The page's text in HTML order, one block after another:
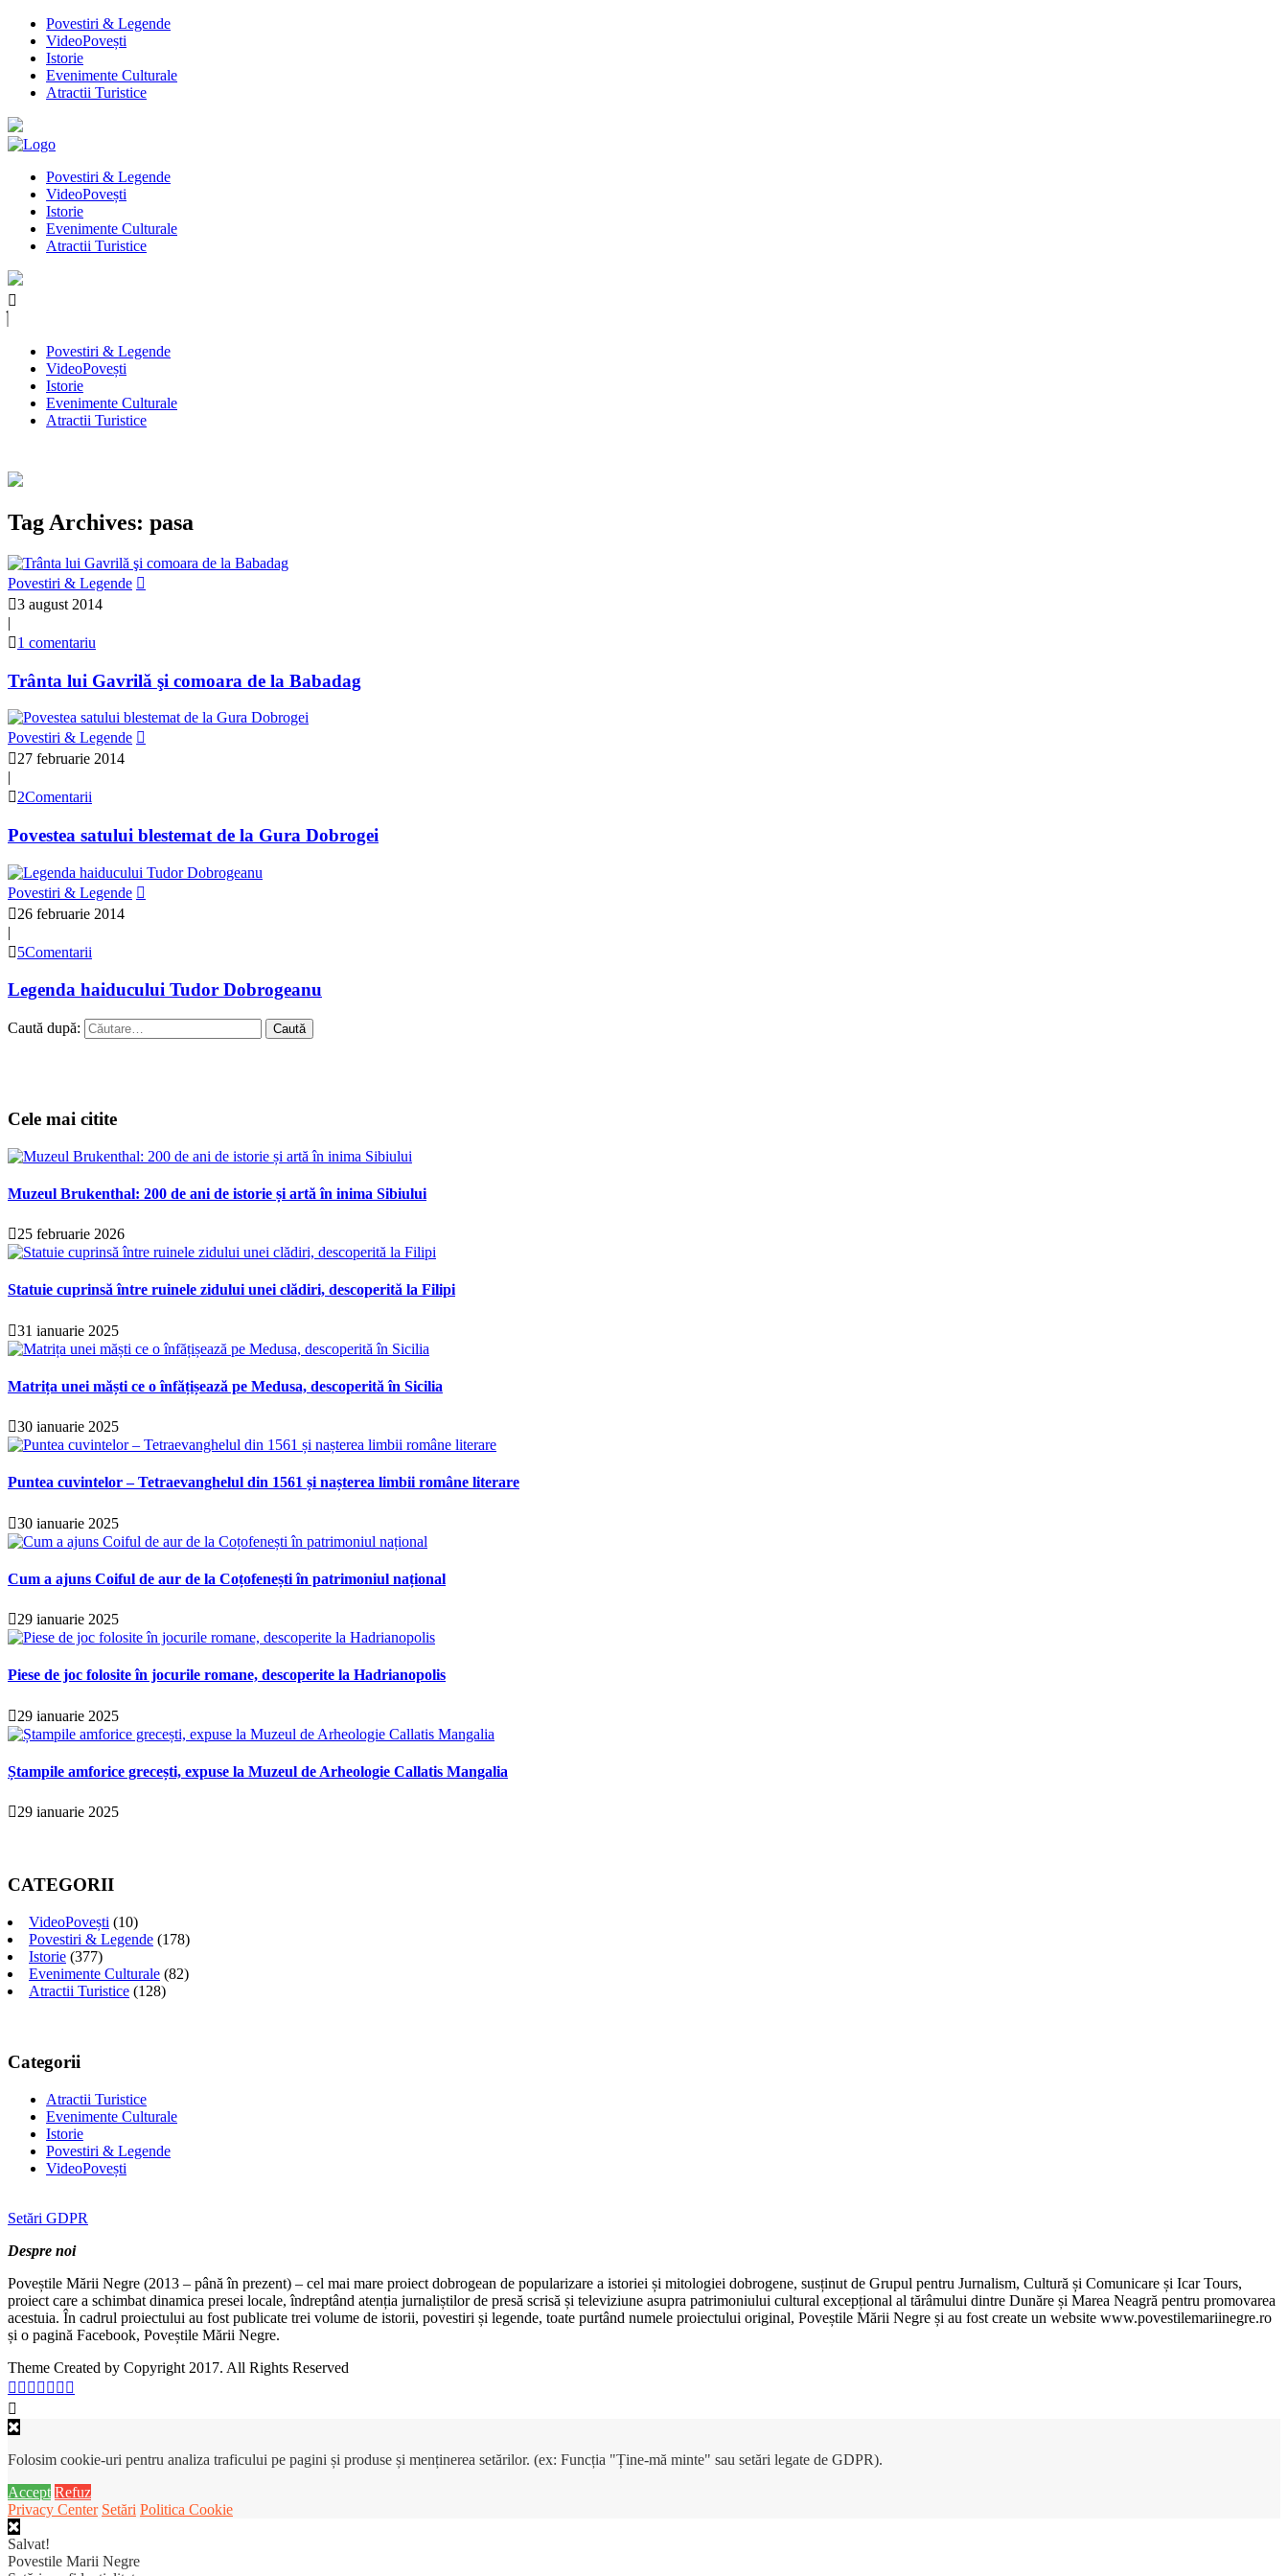
Povestiri & Legende
VideoPovești
Istorie
Evenimente Culturale
Atractii Turistice
Povestiri & Legende
VideoPovești
Istorie
Evenimente Culturale
Atractii Turistice
Povestiri & Legende
VideoPovești
Istorie
Evenimente Culturale
Atractii Turistice
Tag Archives: pasa
Povestiri & Legende
3 august 2014
|
1 comentariu
Trânta lui Gavrilă şi comoara de la Babadag
Povestiri & Legende
27 februarie 2014
|
2Comentarii
Povestea satului blestemat de la Gura Dobrogei
Povestiri & Legende
26 februarie 2014
|
5Comentarii
Legenda haiducului Tudor Dobrogeanu
Caută după:
Cele mai citite
Muzeul Brukenthal: 200 de ani de istorie și artă în inima Sibiului
25 februarie 2026
Statuie cuprinsă între ruinele zidului unei clădiri, descoperită la Filipi
31 ianuarie 2025
Matrița unei măști ce o înfățișează pe Medusa, descoperită în Sicilia
30 ianuarie 2025
Puntea cuvintelor – Tetraevanghelul din 1561 și nașterea limbii române literare
30 ianuarie 2025
Cum a ajuns Coiful de aur de la Coțofenești în patrimoniul național
29 ianuarie 2025
Piese de joc folosite în jocurile romane, descoperite la Hadrianopolis
29 ianuarie 2025
Ștampile amforice grecești, expuse la Muzeul de Arheologie Callatis Mangalia
29 ianuarie 2025
CATEGORII
VideoPovești (10)
Povestiri & Legende (178)
Istorie (377)
Evenimente Culturale (82)
Atractii Turistice (128)
Categorii
Atractii Turistice
Evenimente Culturale
Istorie
Povestiri & Legende
VideoPovești
Setări GDPR
Despre noi
Poveștile Mării Negre (2013 – până în prezent) – cel mai mare proiect dobrogean de popularizare a istoriei și mitologiei dobrogene, susținut de Grupul pentru Jurnalism, Cultură și Comunicare și Icar Tours,
proiect care a schimbat dinamica presei locale, îndreptând atenția jurnaliștilor de presă scrisă și televiziune asupra patrimoniului cultural excepțional al tărâmului dintre Dunăre și Marea Neagră pentru promovarea
acestuia. În cadrul proiectului au fost publicate trei volume de istorii, povestiri și legende, toate purtând numele proiectului original, Poveștile Mării Negre și au fost create un website www.povestilemariinegre.ro
și o pagină Facebook, Poveștile Mării Negre.
Theme Created by Copyright 2017. All Rights Reserved
Folosim cookie-uri pentru analiza traficului pe pagini și produse și menținerea setărilor. (ex: Funcția "Ține-mă minte" sau setări legate de GDPR).
Accept Refuz
Privacy Center Setări Politica Cookie
Salvat!
Povestile Marii Negre